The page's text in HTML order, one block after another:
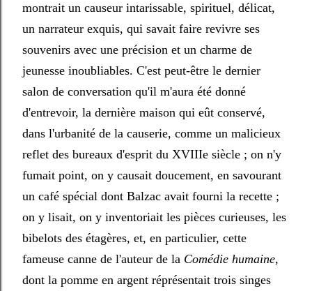
montrait un causeur intarissable, spirituel, délicat,
un narrateur exquis, qui savait faire revivre ses
souvenirs avec une précision et un charme de
jeunesse inoubliables. C'est peut-être le dernier
salon de conversation qu'il m'aura été donné
d'entrevoir, la dernière maison qui eût conservé,
dans l'urbanité de la causerie, comme un malicieux
reflet des bureaux d'esprit du XVIIIe siècle ; on n'y
fumait point, on y causait doucement, en savourant
un café spécial dont Balzac avait fourni la recette ;
on y lisait, on y inventoriait les pièces curieuses, les
bibelots des étagères, et, en particulier, cette
fameuse canne de l'auteur de la Comédie humaine,
dont la pomme en argent réprésentait trois singes